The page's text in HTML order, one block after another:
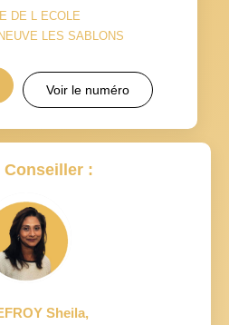
DE L ECOLE
LES SABLONS
Voir le numéro
Conseiller :
Sheila,